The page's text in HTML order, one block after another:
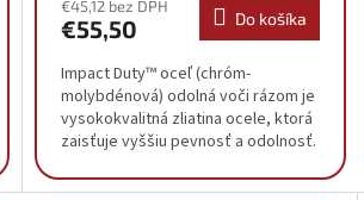
€45,12 bez DPH
€55,50 Do košíka
Impact Duty™ oceľ (chróm-
molybdénová) odolná voči rázom je
vysokokvalitná zliatina ocele, ktorá
zaisťuje vyššiu pevnosť a odolnosť.
upínacím zónam....